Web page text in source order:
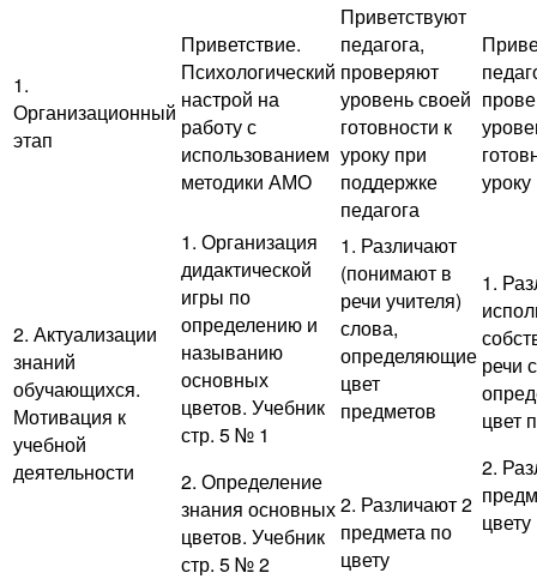
1.
Организационный
этап
Приветствие.
Психологический
настрой на
работу с
использованием
методики АМО
Приветствуют
педагога,
проверяют
уровень своей
готовности к
уроку при
поддержке
педагога
уроку
2. Актуализации
знаний
обучающихся.
Мотивация к
учебной
деятельности
1. Организация
дидактической
игры по
определению и
называнию
основных
цветов. Учебник
стр. 5 № 1
2. Определение
знания основных
цветов. Учебник
стр. 5 № 2
1. Различают
(понимают в
речи учителя)
слова,
определяющие
цвет
предметов
2. Различают 2
предмета по
цвету
1.
речи
цвет
2.
цвету